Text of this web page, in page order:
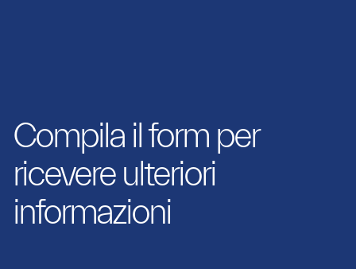
Compila il form per
ricevere ulteriori
informazioni